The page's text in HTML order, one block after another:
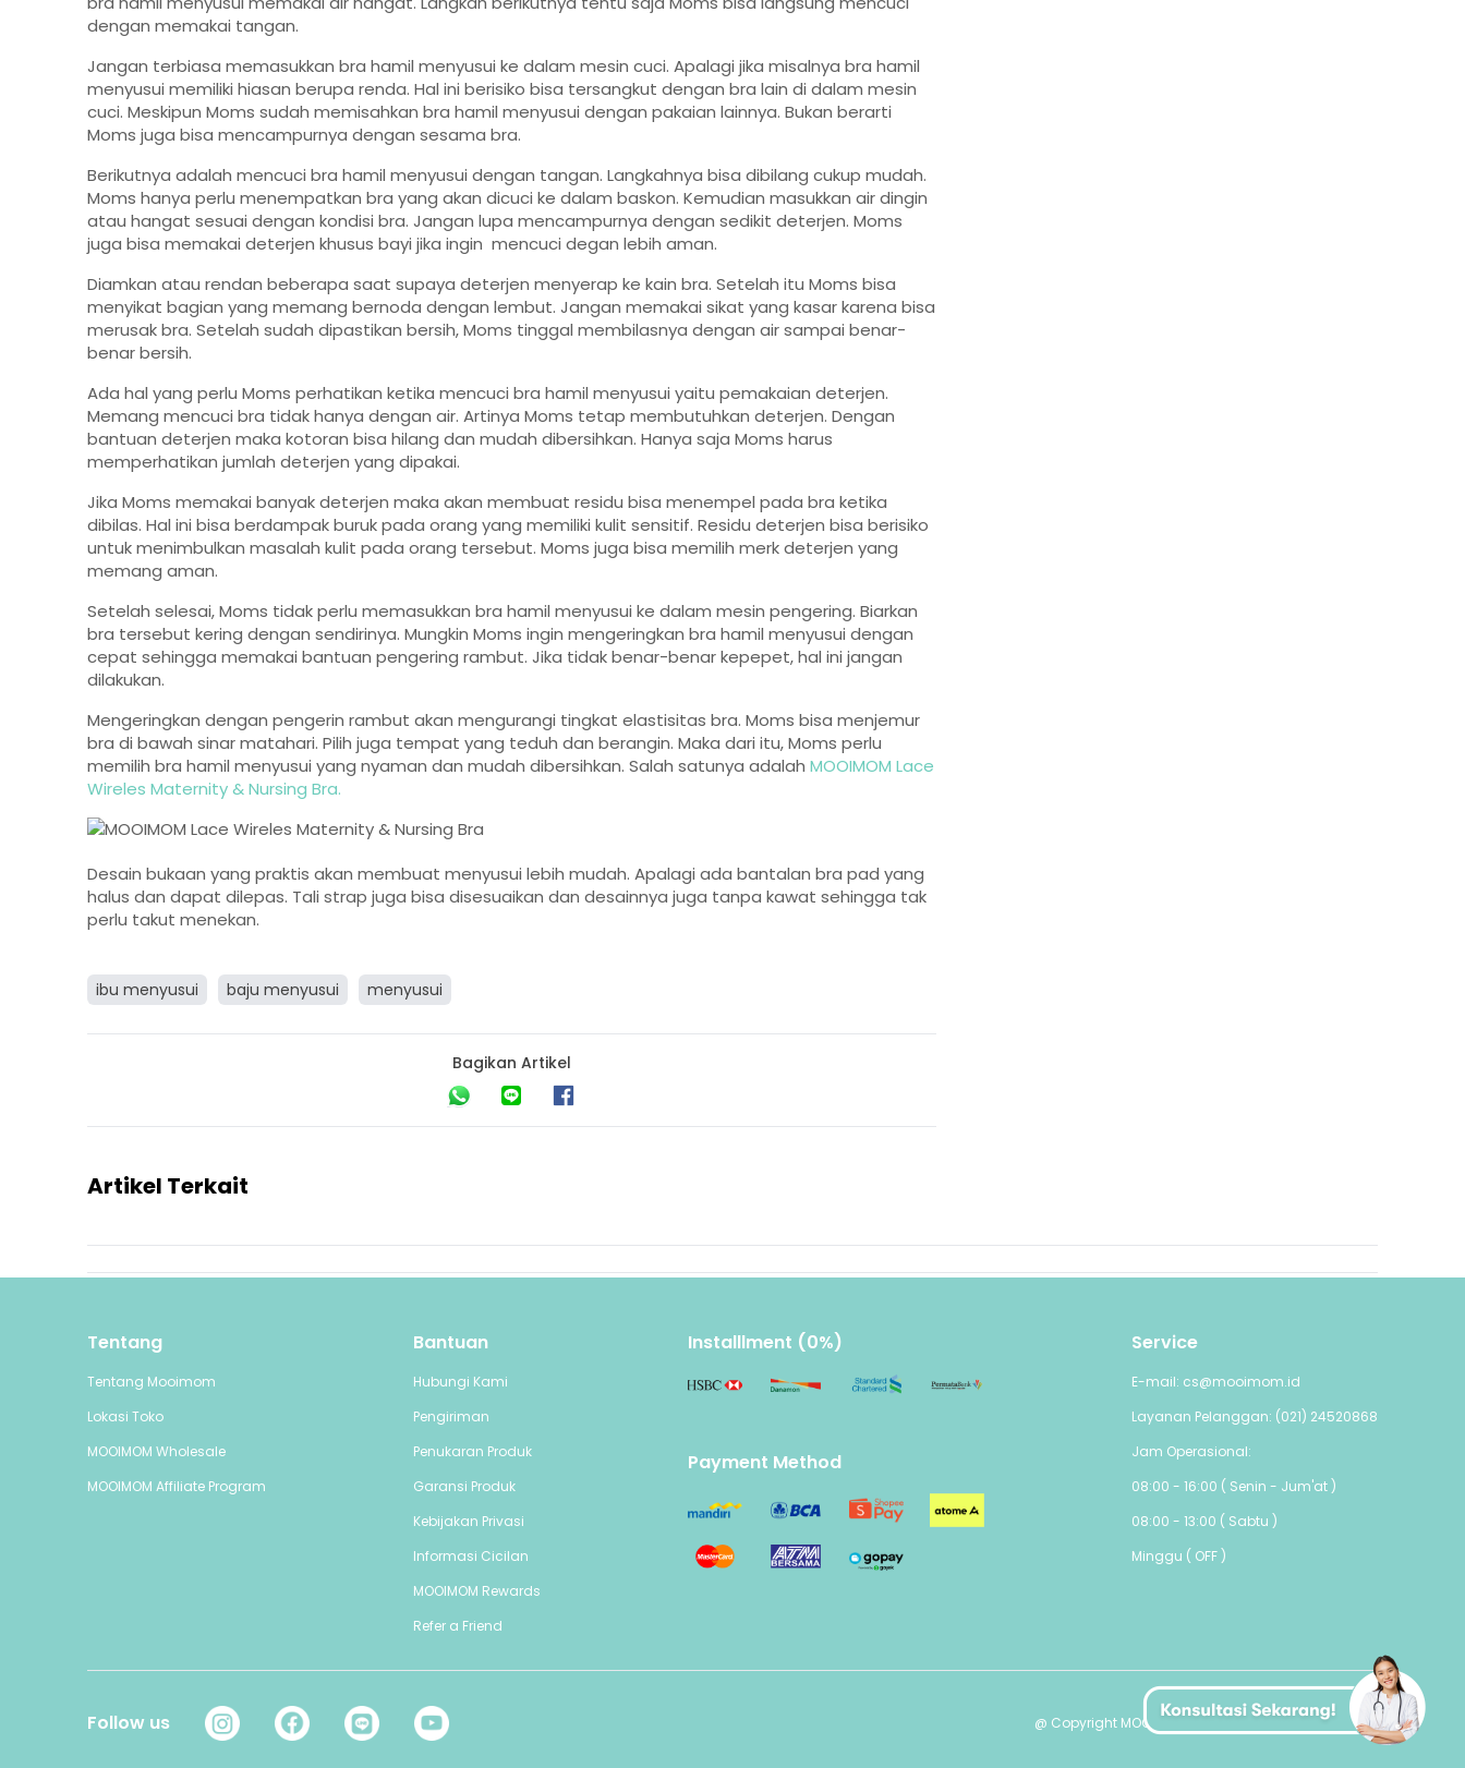
dengan memakai tangan.
Jangan terbiasa memasukkan bra hamil menyusui ke dalam mesin cuci. Apalagi jika misalnya bra hamil
menyusui memiliki hiasan berupa renda. Hal ini berisiko bisa tersangkut dengan bra lain di dalam mesin
cuci. Meskipun Moms sudah memisahkan bra hamil menyusui dengan pakaian lainnya. Bukan berarti
Moms juga bisa mencampurnya dengan sesama bra.
Berikutnya adalah mencuci bra hamil menyusui dengan tangan. Langkahnya bisa dibilang cukup mudah.
Moms hanya perlu menempatkan bra yang akan dicuci ke dalam baskon. Kemudian masukkan air dingin
atau hangat sesuai dengan kondisi bra. Jangan lupa mencampurnya dengan sedikit deterjen. Moms
juga bisa memakai deterjen khusus bayi jika ingin mencuci degan lebih aman.
Diamkan atau rendan beberapa saat supaya deterjen menyerap ke kain bra. Setelah itu Moms bisa
menyikat bagian yang memang bernoda dengan lembut. Jangan memakai sikat yang kasar karena bisa
merusak bra. Setelah sudah dipastikan bersih, Moms tinggal membilasnya dengan air sampai benar-
benar bersih.
Ada hal yang perlu Moms perhatikan ketika mencuci bra hamil menyusui yaitu pemakaian deterjen.
Memang mencuci bra tidak hanya dengan air. Artinya Moms tetap membutuhkan deterjen. Dengan
bantuan deterjen maka kotoran bisa hilang dan mudah dibersihkan. Hanya saja Moms harus
memperhatikan jumlah deterjen yang dipakai.
Jika Moms memakai banyak deterjen maka akan membuat residu bisa menempel pada bra ketika
dibilas. Hal ini bisa berdampak buruk pada orang yang memiliki kulit sensitif. Residu deterjen bisa berisiko
untuk menimbulkan masalah kulit pada orang tersebut. Moms juga bisa memilih merk deterjen yang
memang aman.
Setelah selesai, Moms tidak perlu memasukkan bra hamil menyusui ke dalam mesin pengering. Biarkan
bra tersebut kering dengan sendirinya. Mungkin Moms ingin mengeringkan bra hamil menyusui dengan
cepat sehingga memakai bantuan pengering rambut. Jika tidak benar-benar kepepet, hal ini jangan
dilakukan.
Mengeringkan dengan pengerin rambut akan mengurangi tingkat elastisitas bra. Moms bisa menjemur
bra di bawah sinar matahari. Pilih juga tempat yang teduh dan berangin. Maka dari itu, Moms perlu
memilih bra hamil menyusui yang nyaman dan mudah dibersihkan. Salah satunya adalah MOOIMOM Lace
Wireles Maternity & Nursing Bra.
Desain bukaan yang praktis akan membuat menyusui lebih mudah. Apalagi ada bantalan bra pad yang
halus dan dapat dilepas. Tali strap juga bisa disesuaikan dan desainnya juga tanpa kawat sehingga tak
perlu takut menekan.
ibu menyusui baju menyusui menyusui
Bagikan Artikel
Artikel Terkait
Tentang
Tentang Mooimom
Lokasi Toko
MOOIMOM Wholesale
MOOIMOM Affiliate Program
Bantuan
Hubungi Kami
Pengiriman
Penukaran Produk
Garansi Produk
Kebijakan Privasi
Informasi Cicilan
MOOIMOM Rewards
Refer a Friend
Installlment (0%)
Payment Method
Service
E-mail: cs@mooimom.id
Layanan Pelanggan: (021) 24520868
Jam Operasional:
08:00 - 16:00 ( Senin - Jum'at )
08:00 - 13:00 ( Sabtu )
Minggu ( OFF )
Follow us @ Copyright MOOIMOM PTE. LTD - All Rights Reserved